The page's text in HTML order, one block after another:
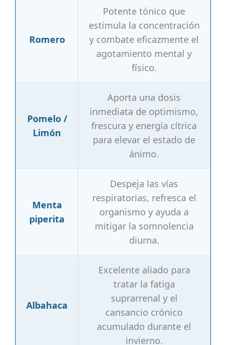
Romero
Potente tónico que
estimula la concentración
y combate eficazmente el
agotamiento mental y
físico.
Pomelo /
Limón
Aporta una dosis
inmediata de optimismo,
frescura y energía cítrica
para elevar el estado de
ánimo.
Menta
piperita
Despeja las vías
respiratorias, refresca el
organismo y ayuda a
mitigar la somnolencia
diurna.
Albahaca
Excelente aliado para
tratar la fatiga
suprarrenal y el
cansancio crónico
acumulado durante el
invierno.